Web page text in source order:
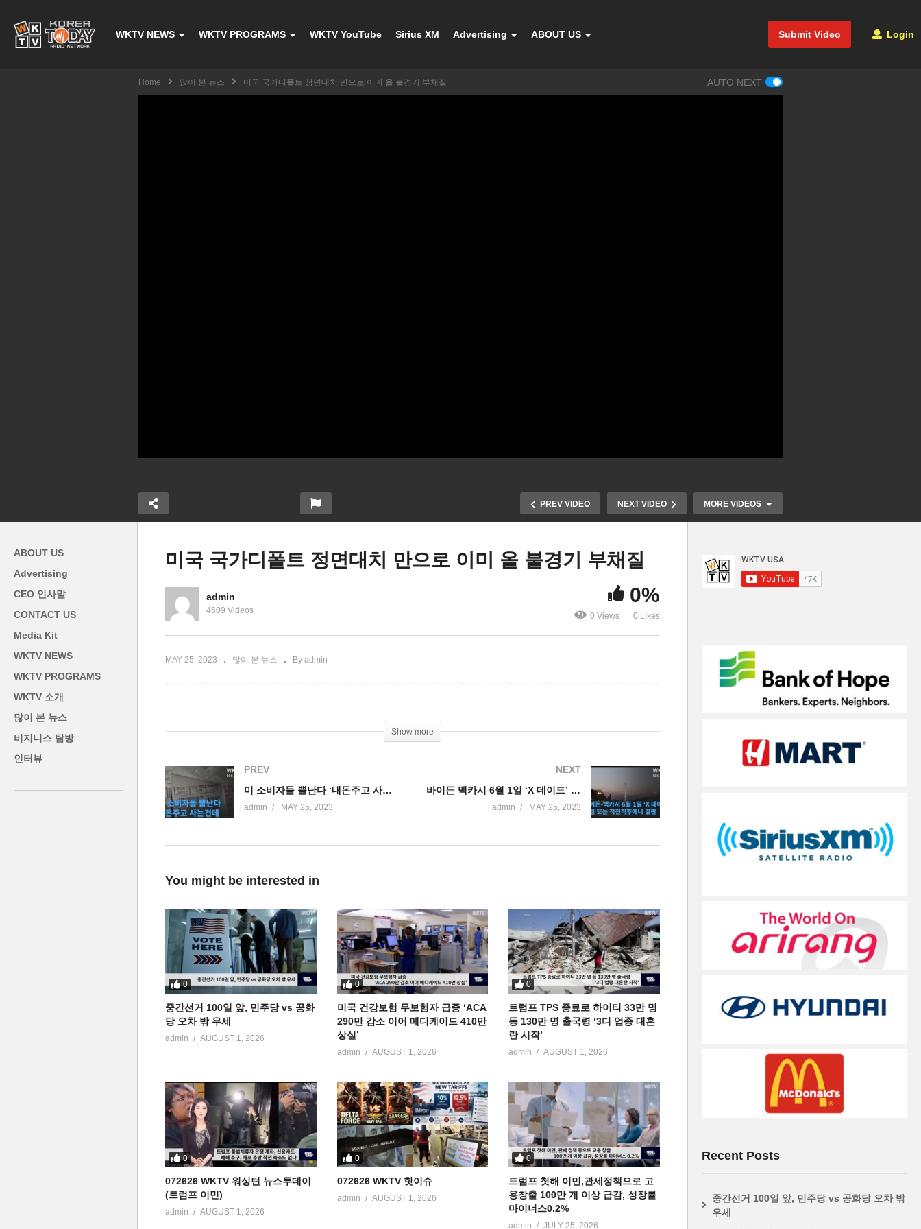
Submit Video Login
WKTV NEWS WKTV PROGRAMS WKTV YouTube Sirius XM Advertising ABOUT US
Home 많이 본 뉴스 미국 국가디폴트 정면대치 만으로 이미 올 불경기 부채질 AUTO NEXT
PREV VIDEO NEXT VIDEO MORE VIDEOS
미국 6월회의에서 금리동결 대
신 또 올리나 ‘인상가능성 제기
번주 타결 조심스런 낙관’
ABOUT US
Advertising
CEO 인사말
CONTACT US
Media Kit
WKTV NEWS
WKTV PROGRAMS
WKTV 소개
많이 본 뉴스
비지니스 탐방
인터뷰
미국 국가디폴트 정면대치 만으로 이미 올 불경기 부채질
admin
4609 Videos
0%
0 Views 0 Likes
MAY 25, 2023 많이 본 뉴스 By admin
Show more
PREV
미 소비자들 뿔난다 ‘내돈주고 사는건데…’
admin MAY 25, 2023
NEXT
바이든 맥카시 6월 1일 ‘X 데이트’ 당일 또는 직전직후에나 결판
admin MAY 25, 2023
You might be interested in
0
중간선거 100일 앞, 민주당 vs 공화
당 오차 밖 우세
admin AUGUST 1, 2026
0
미국 건강보험 무보험자 급증 ‘ACA
290만 감소 이어 메디케이드 410만
상실’
admin AUGUST 1, 2026
0
트럼프 TPS 종료로 하이티 33만 명
등 130만 명 출국령 ‘3디 업종 대혼
란 시작’
admin AUGUST 1, 2026
0
072626 WKTV 워싱턴 뉴스투데이
(트럼프 이민)
admin AUGUST 1, 2026
0
072626 WKTV 핫이슈
admin AUGUST 1, 2026
0
트럼프 첫해 이민,관세정책으로 고
용창출 100만 개 이상 급감, 성장률
마이너스0.2%
admin JULY 25, 2026
Recent Posts
중간선거 100일 앞, 민주당 vs 공화당 오차 밖
우세